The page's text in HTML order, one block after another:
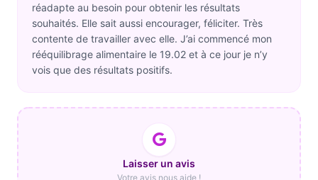
réadapte au besoin pour obtenir les résultats
souhaités. Elle sait aussi encourager, féliciter. Très
contente de travailler avec elle. J’ai commencé mon
rééquilibrage alimentaire le 19.02 et à ce jour je n’y
vois que des résultats positifs.
Laisser un avis
Votre avis nous aide !